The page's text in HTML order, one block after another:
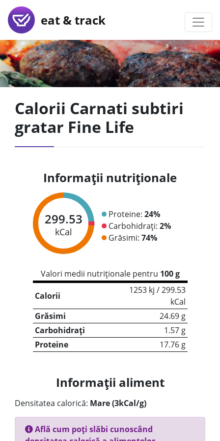
eat & track
Calorii Carnati subtiri
gratar Fine Life
Informații nutriționale
299.53
kCal
Proteine: 24%
Carbohidrați: 2%
Grăsimi: 74%
Valori medii nutriționale pentru 100 g
Calorii
1253 kj / 299.53
kCal
Grăsimi
24.69 g
Carbohidrați
1.57 g
Proteine
17.76 g
Informații aliment
Densitatea calorică: Mare (3kCal/g)
Află cum poți slăbi cunoscând